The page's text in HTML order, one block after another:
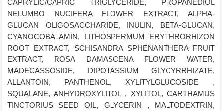
CAPRYLIC/CAPRIC TRIGLYCERIDE, PROPANEDIOL
NELUMBO NUCIFERA FLOWER EXTRACT, ALPHA-
GLUCAN OLIGOSACCHARIDE, INULIN, BETA-GLUCAN,
CYANOCOBALAMIN, LITHOSPERMUM ERYTHRORHIZON
ROOT EXTRACT, SCHISANDRA SPHENANTHERA FRUIT
EXTRACT, ROSA DAMASCENA FLOWER WATER,
MADECASSOSIDE, DIPOTASSIUM GLYCYRRHIZATE,
ALLANTOIN, PANTHENOL, XYLITYLGLUCOSIDE ,
SQUALANE, ANHYDROXYLITOL , XYLITOL, CARTHAMUS
TINCTORIUS SEED OIL, GLYCERIN , MALTODEXTRIN,